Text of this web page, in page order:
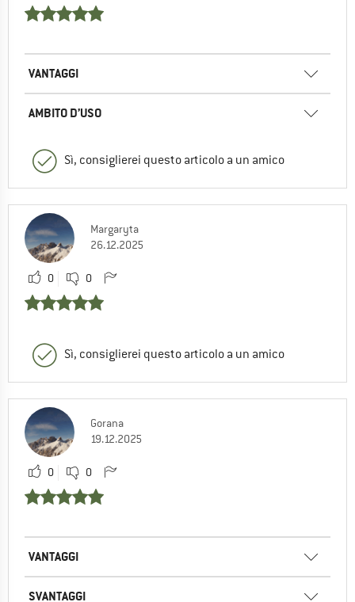
VANTAGGI
AMBITO D’USO
Sì, consiglierei questo articolo a un amico
Margaryta
26.12.2025
0 0
Sì, consiglierei questo articolo a un amico
Gorana
19.12.2025
0 0
VANTAGGI
SVANTAGGI